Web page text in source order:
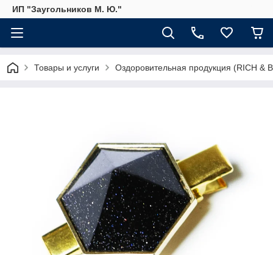
ИП "Заугольников М. Ю."
Товары и услуги Оздоровительная продукция (RICH &